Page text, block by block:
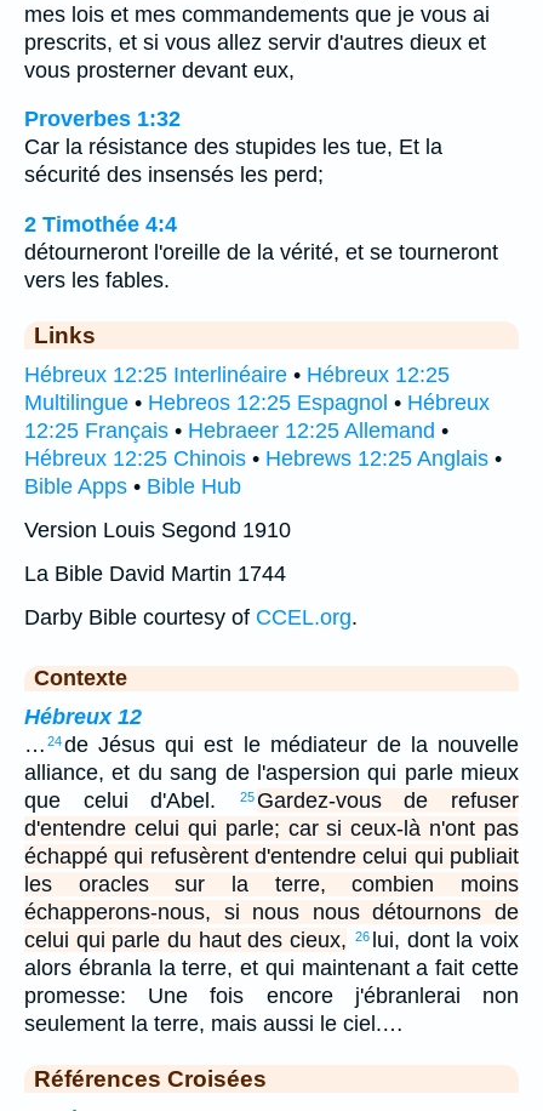
mes lois et mes commandements que je vous ai
prescrits, et si vous allez servir d'autres dieux et
vous prosterner devant eux,
Proverbes 1:32
Car la résistance des stupides les tue, Et la
sécurité des insensés les perd;
2 Timothée 4:4
détourneront l'oreille de la vérité, et se tourneront
vers les fables.
Links
Hébreux 12:25 Interlinéaire • Hébreux 12:25
Multilingue • Hebreos 12:25 Espagnol • Hébreux
12:25 Français • Hebraeer 12:25 Allemand •
Hébreux 12:25 Chinois • Hebrews 12:25 Anglais •
Bible Apps • Bible Hub
Version Louis Segond 1910
La Bible David Martin 1744
Darby Bible courtesy of CCEL.org.
Contexte
Hébreux 12
… 24de Jésus qui est le médiateur de la nouvelle
alliance, et du sang de l'aspersion qui parle mieux
que celui d'Abel.
25 Gardez-vous de refuser
d'entendre celui qui parle; car si ceux-là n'ont pas
échappé qui refusèrent d'entendre celui qui publiait
les oracles sur la terre, combien moins
échapperons-nous, si nous nous détournons de
celui qui parle du haut des cieux,
26 lui, dont la voix
alors ébranla la terre, et qui maintenant a fait cette
promesse: Une fois encore j'ébranlerai non
seulement la terre, mais aussi le ciel.…
Références Croisées